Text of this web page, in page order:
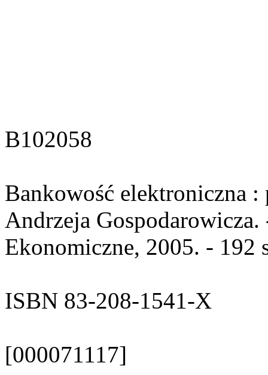
B102058
Bankowość elektroniczna
Andrzeja
Ekonomiczne, 2005. - 192
ISBN 83-208-1541-X
[000071117]